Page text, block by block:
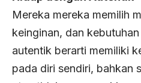
Mereka mereka memilih
keinginan, dan
autentik berarti memiliki
pada diri sendiri, bahkan